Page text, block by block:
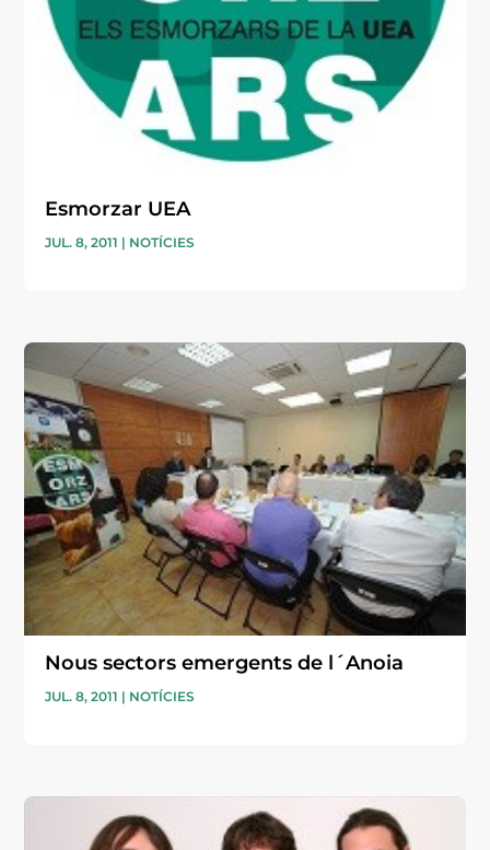
Esmorzar UEA
JUL. 8, 2011 | NOTÍCIES
Nous sectors emergents de l´Anoia
JUL. 8, 2011 | NOTÍCIES